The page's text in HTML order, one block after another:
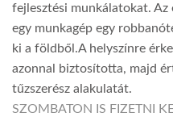
fejlesztési munkálatokat. Az
egy munkagép egy
ki a földből.A helyszínre
azonnal biztosította, majd
tűzszerész alakulatát.
SZOMBATON IS FIZETNI